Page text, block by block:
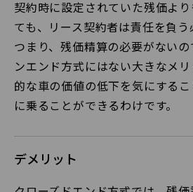
契約時に設定されていた残価よ
ても、リース契約者は責任を負う
つまり、残価精算の必要がない
ンエンド方式にはない大きなメ
的な車の価値の低下を気にする
に乗ることができるわけです。
デメリット